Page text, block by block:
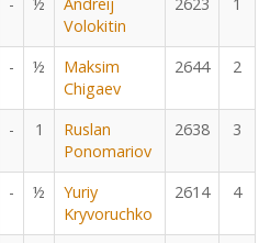
Volokitin
- ½
Maksim
Chigaev
2644 2
- 1
Ruslan
Ponomariov
2638 3
- ½
Yuriy
Kryvoruchko
2614 4